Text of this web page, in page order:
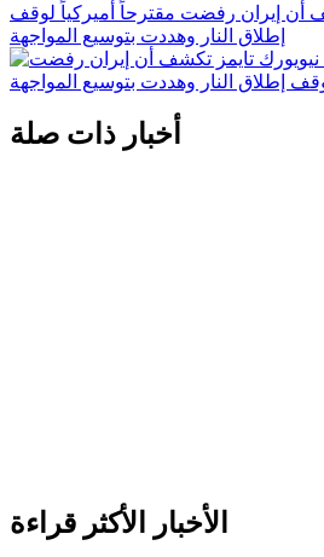
أن إيران رفضت مقترحاً أميركياً لوقف
إطلاق النار وهددت بتوسيع المواجهة
أخبار ذات صلة
الأخبار الأكثر قراءة